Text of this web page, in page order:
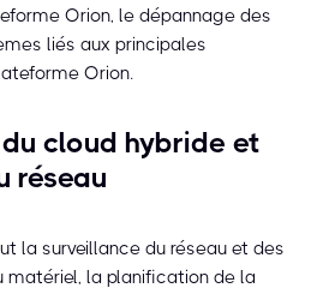
Orion, le dépannage des
liés aux principales
Orion.
cloud hybride et
réseau
la surveillance du réseau et des
matériel, la planification de la